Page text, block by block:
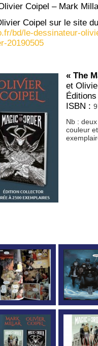
Coipel – Mark
Coipel sur le site
bd/le-dessinateur-
20190505
« The
et
ISBN :
Nb :
couleur